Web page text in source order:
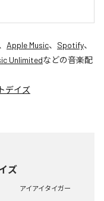
Apple Music、 Spotify、
Unlimitedなどの音楽配
デイズ
ズ
アイアイタイガー